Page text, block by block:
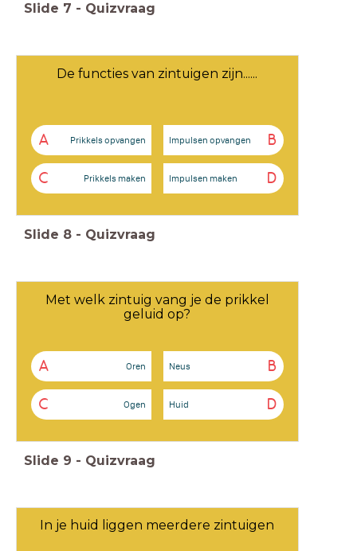
Slide 7 - Quizvraag
De functies van zintuigen zijn......
A Prikkels opvangen B
Impulsen opvangen
C Prikkels maken D
Impulsen maken
Slide 8 - Quizvraag
Met welk zintuig vang je de prikkel
geluid op?
A Oren B
Neus
C Ogen D
Huid
Slide 9 - Quizvraag
In je huid liggen meerdere zintuigen